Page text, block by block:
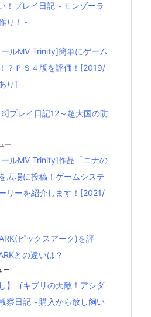
！プレイ日記～モンゾーラ
り！～
ルMV Trinity]簡単にゲーム
？ＰＳ４版を評価！[2019/
り]
プレイ日記12～超大国の防
ー
ールMV Trinity]作品「ニナの
広場に投稿！ゲームシステ
リーを紹介します！[2021/
ピックスアーク)を評
との違いは？
ー
】ゴキブリの天敵！アシダ
察日記～購入から放し飼い